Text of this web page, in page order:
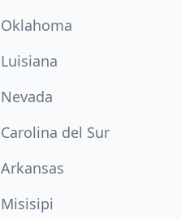
Oklahoma
Luisiana
Nevada
Carolina del Sur
Arkansas
Misisipi